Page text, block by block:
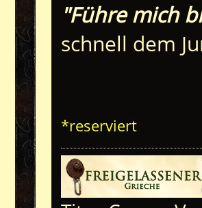
"Führe mich
schnell dem
*reserviert